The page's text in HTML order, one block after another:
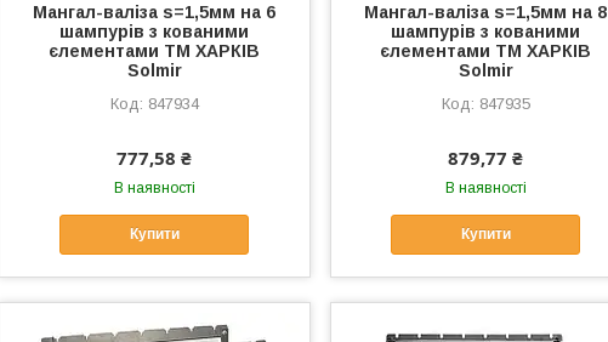
Мангал-валiза s=1,5мм на 6
шампурiв з кованими
єлементами ТМ ХАРКІВ
Solmir
847934
777,58 ₴
В наявності
Купити
Мангал-валiза s=1,5мм на 8
шампурiв з кованими
єлементами ТМ ХАРКІВ
Solmir
847935
879,77 ₴
В наявності
Купити